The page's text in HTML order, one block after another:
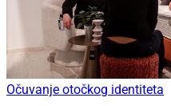
Očuvanje otočkog identiteta